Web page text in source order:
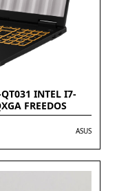
QT031 INTEL I7-
FREEDOS
ASUS